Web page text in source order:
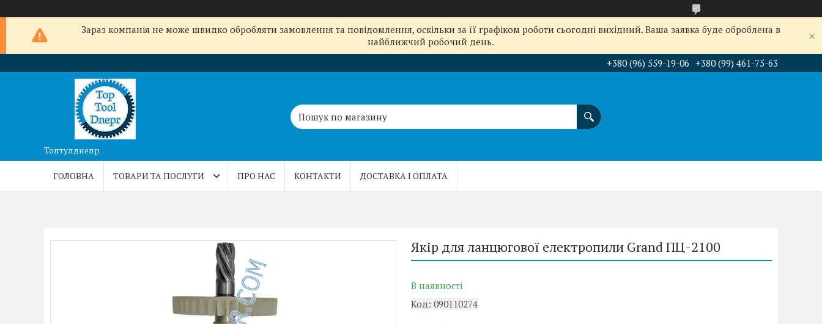
Зараз компанія не може швидко обробляти замовлення та повідомлення, оскільки за її графіком роботи сьогодні вихідний. Ваша заявка буде оброблена в
найближчий робочий день.
+380 (96) 559-19-06 +380 (99) 461-75-63
Топтулднепр
ГОЛОВНА ТОВАРИ ТА ПОСЛУГИ ПРО НАС КОНТАКТИ ДОСТАВКА І ОПЛАТА
Якір для ланцюгової електропили Grand ПЦ-2100
В наявності
Код: 090110274